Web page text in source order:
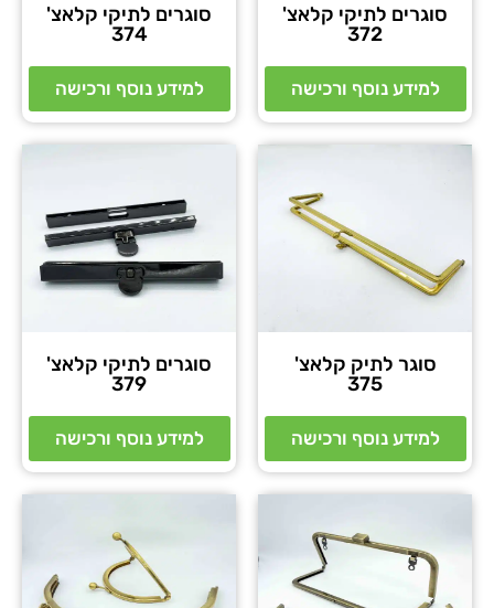
סוגרים לתיקי קלאצ'
372
למידע נוסף ורכישה
סוגרים לתיקי קלאצ'
374
למידע נוסף ורכישה
סוגר לתיק קלאצ'
375
למידע נוסף ורכישה
סוגרים לתיקי קלאצ'
379
למידע נוסף ורכישה